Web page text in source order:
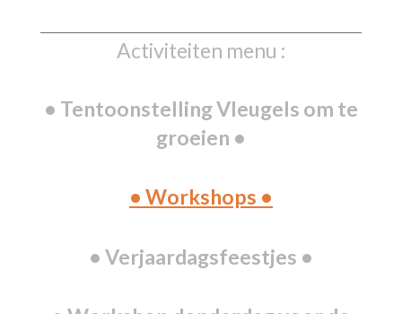
Activiteiten menu :
Tentoonstelling Vleugels om te
groeien
Workshops
Verjaardagsfeestjes